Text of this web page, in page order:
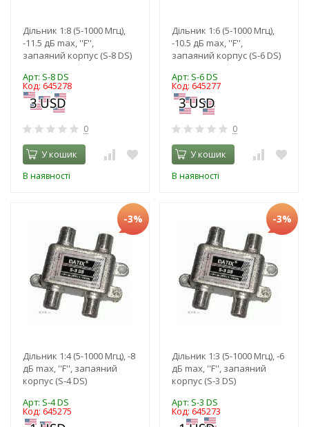
Дільник 1:8 (5-1000 Мгц),
-11.5 дБ max, ''F'',
запаяний корпус (S-8 DS)
Арт: S-8 DS
Код: 645278
0
У кошик
В наявності
Дільник 1:6 (5-1000 Мгц),
-10.5 дБ max, ''F'',
запаяний корпус (S-6 DS)
Арт: S-6 DS
Код: 645277
0
У кошик
В наявності
-3%
Дільник 1:4 (5-1000 Мгц), -8
дБ max, ''F'', запаяний
корпус (S-4 DS)
Арт: S-4 DS
Код: 645275
-3%
Дільник 1:3 (5-1000 Мгц), -6
дБ max, ''F'', запаяний
корпус (S-3 DS)
Арт: S-3 DS
Код: 645273